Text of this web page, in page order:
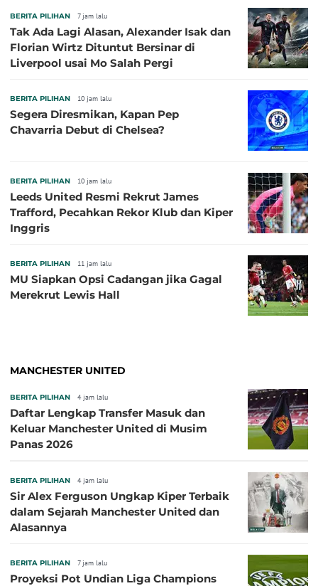
BERITA PILIHAN 7 jam lalu
Tak Ada Lagi Alasan, Alexander Isak dan
Florian Wirtz Dituntut Bersinar di
Liverpool usai Mo Salah Pergi
BERITA PILIHAN 10 jam lalu
Segera Diresmikan, Kapan Pep
Chavarria Debut di Chelsea?
BERITA PILIHAN 10 jam lalu
Leeds United Resmi Rekrut James
Trafford, Pecahkan Rekor Klub dan Kiper
Inggris
BERITA PILIHAN 11 jam lalu
MU Siapkan Opsi Cadangan jika Gagal
Merekrut Lewis Hall
MANCHESTER UNITED
BERITA PILIHAN 4 jam lalu
Daftar Lengkap Transfer Masuk dan
Keluar Manchester United di Musim
Panas 2026
BERITA PILIHAN 4 jam lalu
Sir Alex Ferguson Ungkap Kiper Terbaik
dalam Sejarah Manchester United dan
Alasannya
BERITA PILIHAN 7 jam lalu
Proyeksi Pot Undian Liga Champions